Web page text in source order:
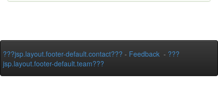
???jsp.layout.footer-default.contact??? - Feedback - ???
jsp.layout.footer-default.team???